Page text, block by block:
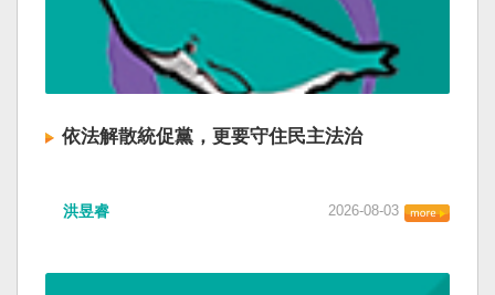
依法解散統促黨，更要守住民主法治
洪昱睿 2026-08-03